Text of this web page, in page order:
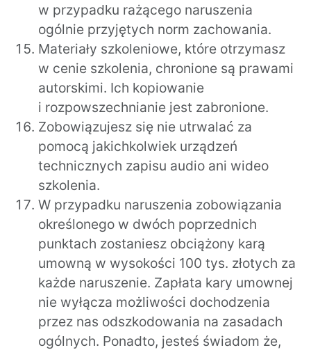
w przypadku rażącego naruszenia
ogólnie przyjętych norm zachowania.
Materiały szkoleniowe, które otrzymasz
w cenie szkolenia, chronione są prawami
autorskimi. Ich kopiowanie
i rozpowszechnianie jest zabronione.
Zobowiązujesz się nie utrwalać za
pomocą jakichkolwiek urządzeń
technicznych zapisu audio ani wideo
szkolenia.
W przypadku naruszenia zobowiązania
określonego w dwóch poprzednich
punktach zostaniesz obciążony karą
umowną w wysokości 100 tys. złotych za
każde naruszenie. Zapłata kary umownej
nie wyłącza możliwości dochodzenia
przez nas odszkodowania na zasadach
ogólnych. Ponadto, jesteś świadom że,